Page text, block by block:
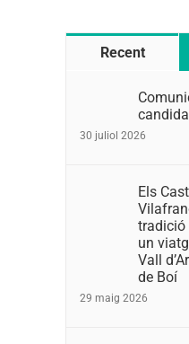
Recent
30 juliol 2026
Els
tradició
un
Vall
de Boí
29 maig 2026